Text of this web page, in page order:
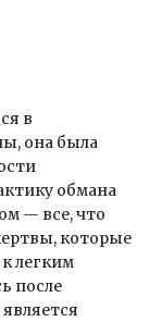
в
она была
обмана
— все, что
которые
легким
после